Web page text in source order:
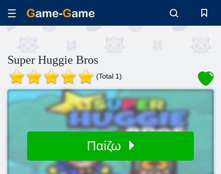
Super Huggie Bros
(Total 1)
Παίζω